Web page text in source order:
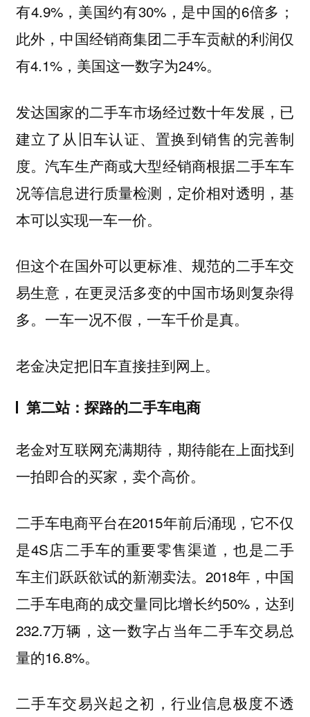
有4.9%，美国约有30%，是中国的6倍多；
此外，中国经销商集团二手车贡献的利润仅
有4.1%，美国这一数字为24%。
发达国家的二手车市场经过数十年发展，已
建立了从旧车认证、置换到销售的完善制
度。汽车生产商或大型经销商根据二手车车
况等信息进行质量检测，定价相对透明，基
本可以实现一车一价。
但这个在国外可以更标准、规范的二手车交
易生意，在更灵活多变的中国市场则复杂得
多。一车一况不假，一车千价是真。
老金决定把旧车直接挂到网上。
第二站：探路的二手车电商
老金对互联网充满期待，期待能在上面找到
一拍即合的买家，卖个高价。
二手车电商平台在2015年前后涌现，它不仅
是4S店二手车的重要零售渠道，也是二手
车主们跃跃欲试的新潮卖法。2018年，中国
二手车电商的成交量同比增长约50%，达到
232.7万辆，这一数字占当年二手车交易总
量的16.8%。
二手车交易兴起之初，行业信息极度不透